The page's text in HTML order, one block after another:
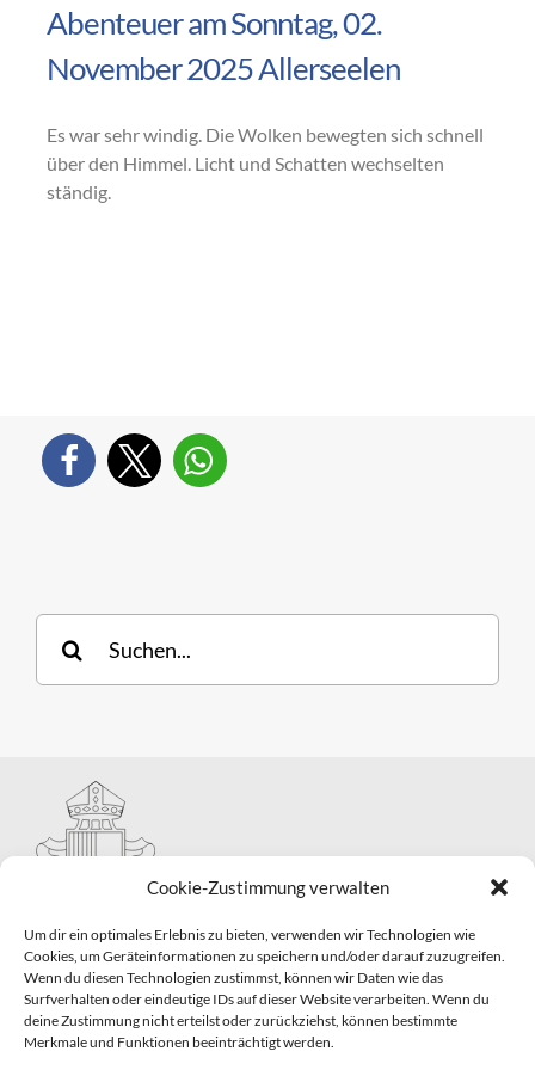
Cookie-Zustimmung verwalten
Um dir ein optimales Erlebnis zu bieten, verwenden wir Technologien wie
Cookies, um Geräteinformationen zu speichern und/oder darauf zuzugreifen.
Wenn du diesen Technologien zustimmst, können wir Daten wie das
Surfverhalten oder eindeutige IDs auf dieser Website verarbeiten. Wenn du
deine Zustimmung nicht erteilst oder zurückziehst, können bestimmte
Merkmale und Funktionen beeinträchtigt werden.
Abenteuer am Sonntag, 02.
November 2025 Allerseelen
Es war sehr windig. Die Wolken bewegten sich schnell
über den Himmel. Licht und Schatten wechselten
ständig.
nach:
Hauptabteilung II – Seelsorge
Pastorale Grunddienste und Sakramentenpastoral
Telefon: 0821 3166-2593
gemeindepastoral@bistum-augsburg.de